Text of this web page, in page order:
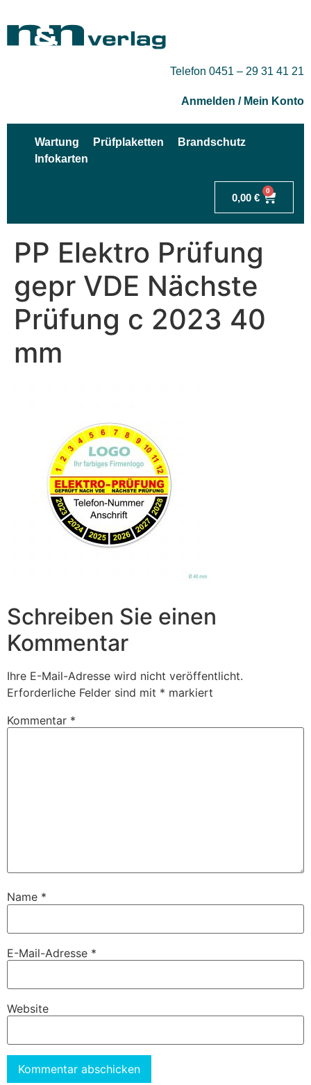
Telefon 0451 – 29 31 41 21
Anmelden / Mein Konto
Wartung Prüfplaketten
Brandschutz
Infokarten
0,00 €
0
PP Elektro Prüfung
gepr VDE Nächste
Prüfung c 2023 40
mm
Schreiben Sie einen
Kommentar
Ihre E-Mail-Adresse wird nicht veröffentlicht.
Erforderliche Felder sind mit * markiert
Kommentar *
Name *
E-Mail-Adresse *
Website